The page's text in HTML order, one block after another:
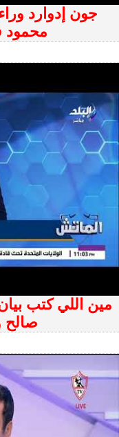
جون إدوارد
محمود
مين اللي كتب
صالح